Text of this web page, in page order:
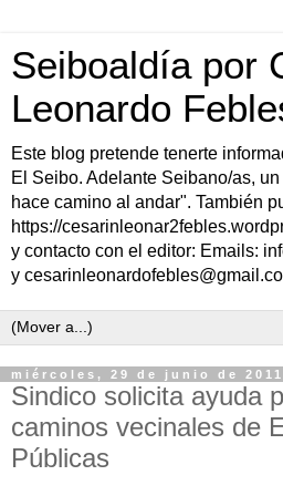
Seiboaldía por
Leonardo
Este blog pretende tenerte
El Seibo. Adelante Seibano/as,
hace camino al andar". También
https://
y contacto con el editor: Emails:
y
miércoles, 29 de junio de 2011
Sindico solicita ayuda
caminos vecinales de
Públicas